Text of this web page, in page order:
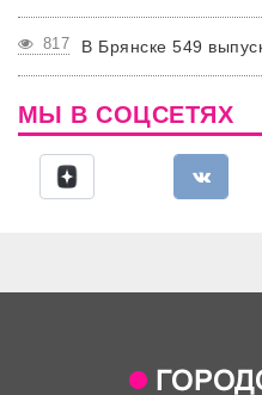
817 В Брянске 549
МЫ В СОЦСЕТЯХ